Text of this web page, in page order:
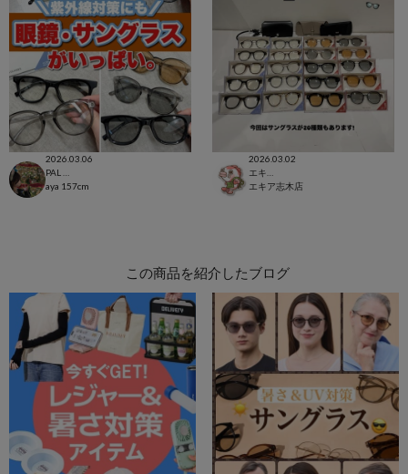
2026.03.06
aya 157cm
2026.03.02
エキア志木店
この商品を紹介したブログ